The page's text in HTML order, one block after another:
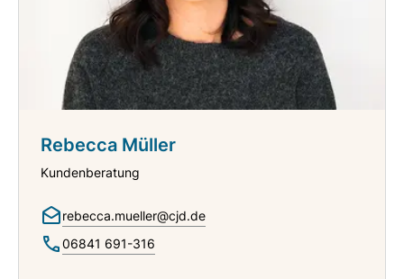
Rebecca Müller
Kundenberatung
rebecca.mueller@cjd.de
06841 691-316